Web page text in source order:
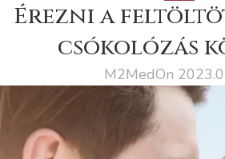
Érezni a
csókolózás
M2MedOn